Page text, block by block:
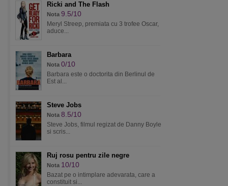
Ricki and The Flash
Nota 9.5/10
Meryl Streep, premiata cu 3 trofee Oscar,
aduce...
Barbara
Nota 0/10
Barbara este o doctorita din Berlinul de
Est al...
Steve Jobs
Nota 8.5/10
Steve Jobs, filmul regizat de Danny Boyle
si scris...
Ruj rosu pentru zile negre
Nota 10/10
Bazat pe o intimplare adevarata, care a
constituit si...